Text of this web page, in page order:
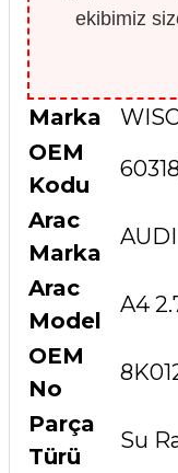
ekibimiz
Marka
OEM
Kodu
Arac
Marka
AUDI
Arac
Model
A4
OEM
No
Parça
Türü
Su